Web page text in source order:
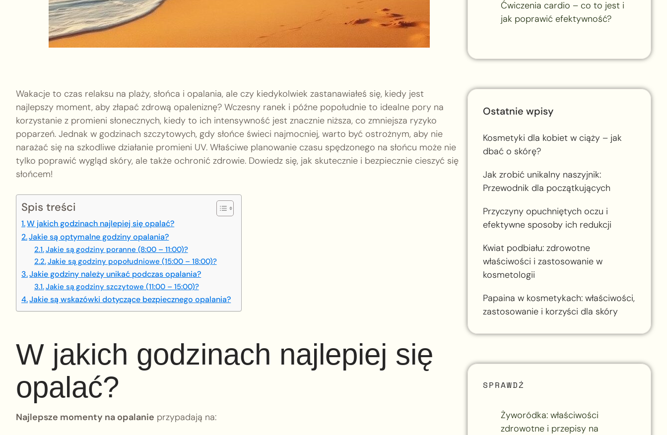
Wakacje to czas relaksu na plaży, słońca i opalania, ale czy kiedykolwiek zastanawiałeś się, kiedy jest
najlepszy moment, aby złapać zdrową opaleniznę? Wczesny ranek i późne popołudnie to idealne pory na
korzystanie z promieni słonecznych, kiedy to ich intensywność jest znacznie niższa, co zmniejsza ryzyko
poparzeń. Jednak w godzinach szczytowych, gdy słońce świeci najmocniej, warto być ostrożnym, aby nie
narażać się na szkodliwe działanie promieni UV. Właściwe planowanie czasu spędzonego na słońcu może nie
tylko poprawić wygląd skóry, ale także ochronić zdrowie. Dowiedz się, jak skutecznie i bezpiecznie cieszyć się
słońcem!
Spis treści
W jakich godzinach najlepiej się opalać?
Jakie są optymalne godziny opalania?
Jakie są godziny poranne (8:00 – 11:00)?
Jakie są godziny popołudniowe (15:00 – 18:00)?
Jakie godziny należy unikać podczas opalania?
Jakie są godziny szczytowe (11:00 – 15:00)?
Jakie są wskazówki dotyczące bezpiecznego opalania?
W jakich godzinach najlepiej się
opalać?
Najlepsze momenty na opalanie przypadają na:
Ćwiczenia cardio – co to jest i
jak poprawić efektywność?
Ostatnie wpisy
Kosmetyki dla kobiet w ciąży – jak
dbać o skórę?
Jak zrobić unikalny naszyjnik:
Przewodnik dla początkujących
Przyczyny opuchniętych oczu i
efektywne sposoby ich redukcji
Kwiat podbiału: zdrowotne
właściwości i zastosowanie w
kosmetologii
Papaina w kosmetykach: właściwości,
zastosowanie i korzyści dla skóry
SPRAWDŹ
Żyworódka: właściwości
zdrowotne i przepisy na